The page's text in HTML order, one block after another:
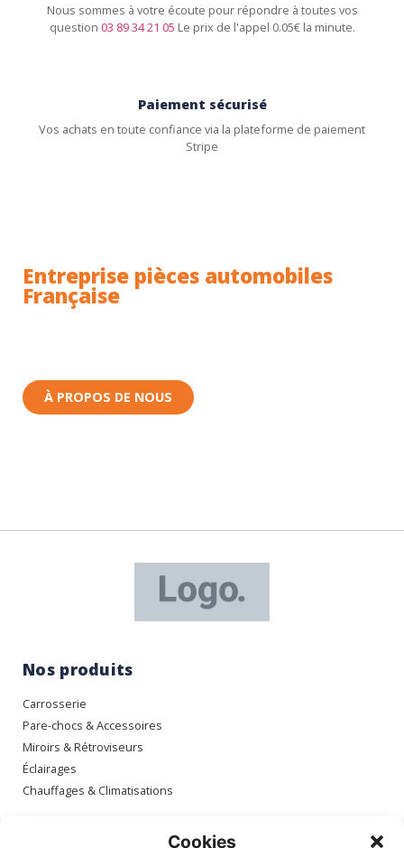
Cookies
Nous sommes à votre écoute pour répondre à toutes vos
question 03 89 34 21 05 Le prix de l'appel 0.05€ la minute.
Paiement sécurisé
Vos achats en toute confiance via la plateforme de paiement
Stripe
Entreprise pièces automobiles
Française
À PROPOS DE NOUS
Nos produits
Carrosserie
Pare-chocs & Accessoires
Miroirs & Rétroviseurs
Éclairages
Chauffages & Climatisations